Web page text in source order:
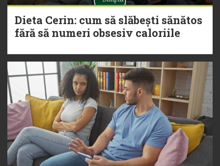
Dieta Cerin: cum să slăbești sănătos
fără să numeri obsesiv caloriile